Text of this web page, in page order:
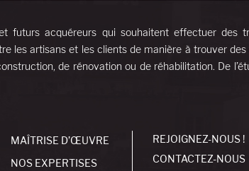
futurs acquéreurs qui souhaitent effectuer des
les artisans et les clients de manière à trouver
de rénovation ou de réhabilitation. De
MAÎTRISE D’ŒUVRE
NOS EXPERTISES
REJOIGNEZ-NOUS !
CONTACTEZ-NOUS